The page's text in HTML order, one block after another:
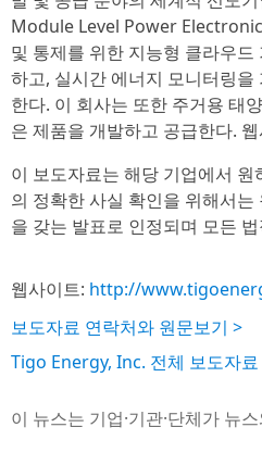
Module Level Power
및 통제를 위한 지능형 클라우
하고, 실시간 에너지 모니터링
한다. 이 회사는 또한 주거용 태
은 제품을 개발하고 공급한다.
이 보도자료는 해당 기업에서
의 정확한 사실 확인을 위해서
을 갖는 발표로 인정되며 모든
웹사이트: http://
보도자료 연락처와 원문보기 >
Tigo Energy, Inc. 전체 보도자
이 뉴스는 기업·기관·단체가 뉴